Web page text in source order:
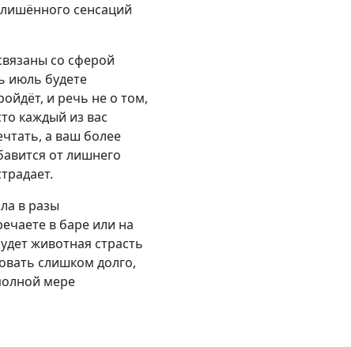
сенсаций
со сферой
июль будете
и речь не о том,
каждый из вас
а ваш более
от лишнего
в разы
в баре или на
животная страсть
слишком долго,
мере